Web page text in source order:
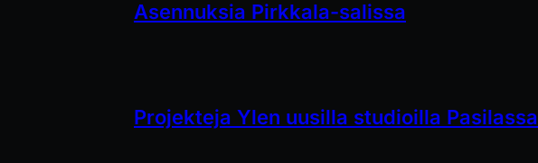
Asennuksia Pirkkala-salissa
Projekteja Ylen uusilla studioilla Pasilassa